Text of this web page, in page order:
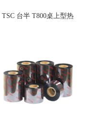
TSC 台半 T800桌上型热